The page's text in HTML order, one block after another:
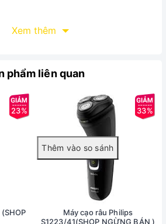
Xem thêm
phẩm liên quan
23% 33%
Máy cạo râu Philips
S1223/41(SHOP NGỪNG BÁN )